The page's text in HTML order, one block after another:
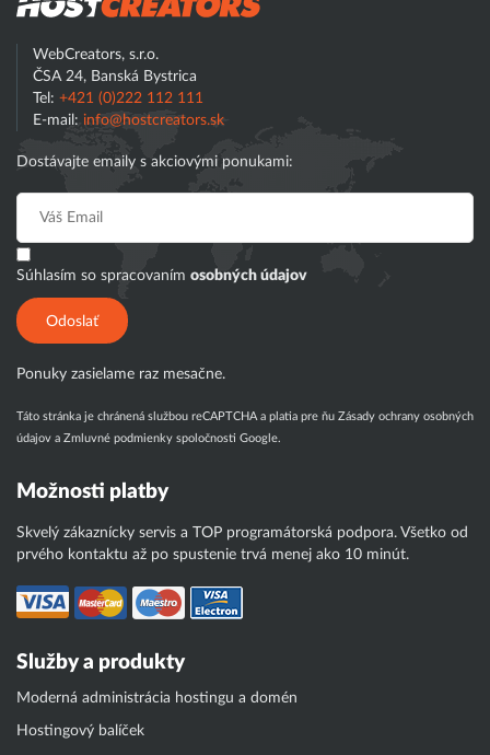
WebCreators, s.r.o.
ČSA 24, Banská Bystrica
Tel: +421 (0)222 112 111
E-mail: info@hostcreators.sk
Dostávajte emaily s akciovými ponukami:
Súhlasím so spracovaním osobných údajov
Odoslať
Ponuky zasielame raz mesačne.
Táto stránka je chránená službou reCAPTCHA a platia pre ňu Zásady ochrany osobných
údajov a Zmluvné podmienky spoločnosti Google.
Možnosti platby
Skvelý zákaznícky servis a TOP programátorská podpora. Všetko od
prvého kontaktu až po spustenie trvá menej ako 10 minút.
Služby a produkty
Moderná administrácia hostingu a domén
Hostingový balíček